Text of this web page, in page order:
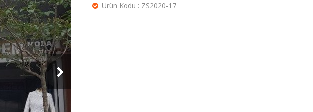
Ürün Kodu : ZS2020-17